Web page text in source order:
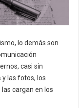
lo demás son
casi sin
y las fotos, los
cargan en los